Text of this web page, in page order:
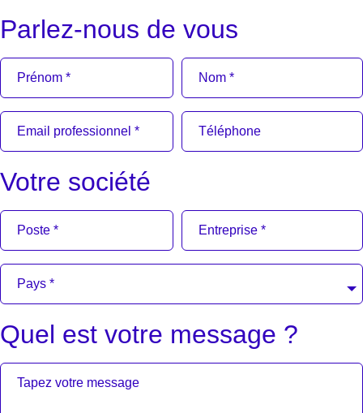
Parlez-nous de vous
Votre société
Quel est votre message ?